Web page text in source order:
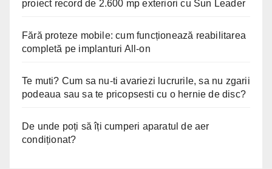
proiect record de 2.600 mp exteriori cu Sun Leader
Fără proteze mobile: cum funcționează reabilitarea
completă pe implanturi All-on
Te muti? Cum sa nu-ti avariezi lucrurile, sa nu zgarii
podeaua sau sa te pricopsesti cu o hernie de disc?
De unde poți să îți cumperi aparatul de aer
condiționat?